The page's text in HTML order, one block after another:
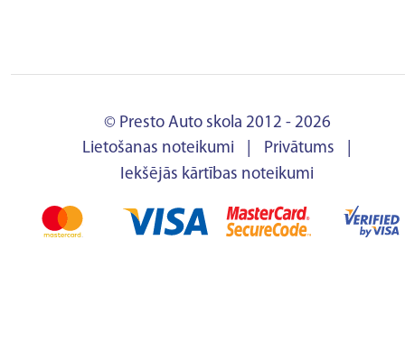
© Presto Auto skola 2012 - 2026
Lietošanas noteikumi
Privātums
Iekšējās kārtības noteikumi